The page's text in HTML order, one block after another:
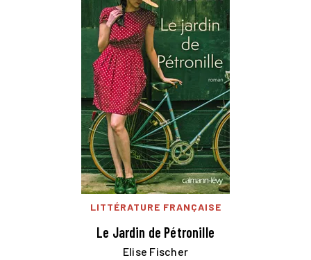
LITTÉRATURE FRANÇAISE
Le Jardin de Pétronille
Elise Fischer